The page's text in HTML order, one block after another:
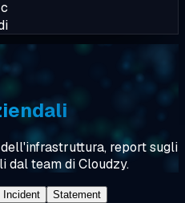
report sugli
dal team di Cloudzy.
Incident
Statement